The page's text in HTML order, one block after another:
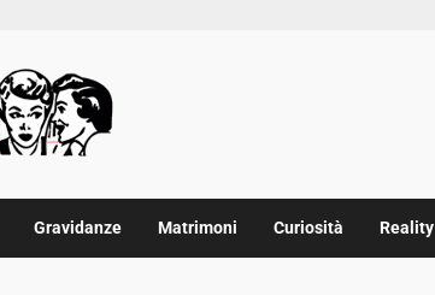
Gravidanze Matrimoni Curiosità Reality